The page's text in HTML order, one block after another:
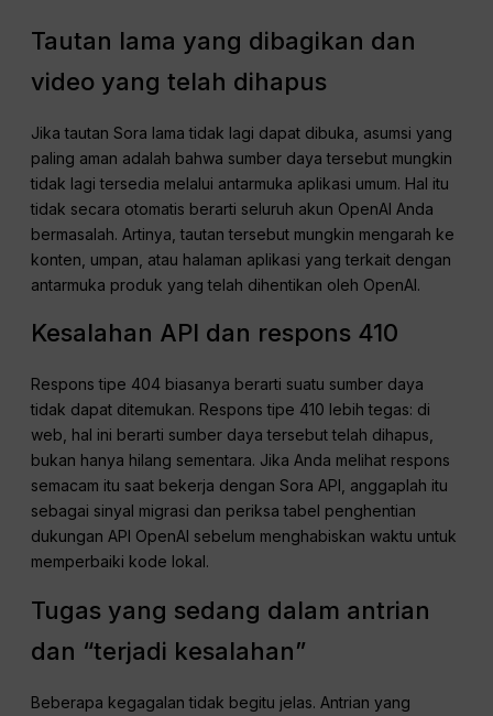
Tautan lama yang dibagikan dan
video yang telah dihapus
Jika tautan Sora lama tidak lagi dapat dibuka, asumsi yang
paling aman adalah bahwa sumber daya tersebut mungkin
tidak lagi tersedia melalui antarmuka aplikasi umum. Hal itu
tidak secara otomatis berarti seluruh akun OpenAI Anda
bermasalah. Artinya, tautan tersebut mungkin mengarah ke
konten, umpan, atau halaman aplikasi yang terkait dengan
antarmuka produk yang telah dihentikan oleh OpenAI.
Kesalahan API dan respons 410
Respons tipe 404 biasanya berarti suatu sumber daya
tidak dapat ditemukan. Respons tipe 410 lebih tegas: di
web, hal ini berarti sumber daya tersebut telah dihapus,
bukan hanya hilang sementara. Jika Anda melihat respons
semacam itu saat bekerja dengan Sora API, anggaplah itu
sebagai sinyal migrasi dan periksa tabel penghentian
dukungan API OpenAI sebelum menghabiskan waktu untuk
memperbaiki kode lokal.
Tugas yang sedang dalam antrian
dan “terjadi kesalahan”
Beberapa kegagalan tidak begitu jelas. Antrian yang